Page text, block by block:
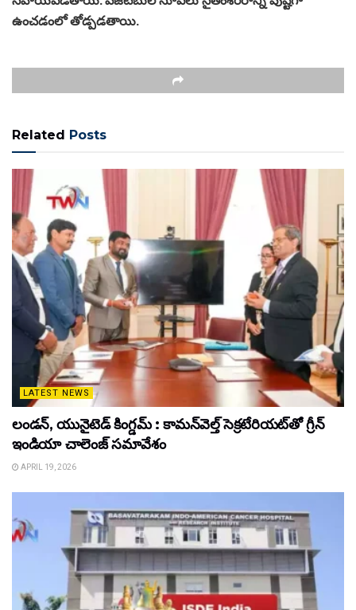
ఉంచడంలో తోడ్పడతాయి.
Related Posts
LATEST NEWS
లండన్, యునైటెడ్ కింగ్డమ్ : కామన్‌వెల్త్ సెక్రటేరియట్‌తో గ్రీన్
ఇండియా చాలెంజ్ సమావేశం
APRIL 19, 2026